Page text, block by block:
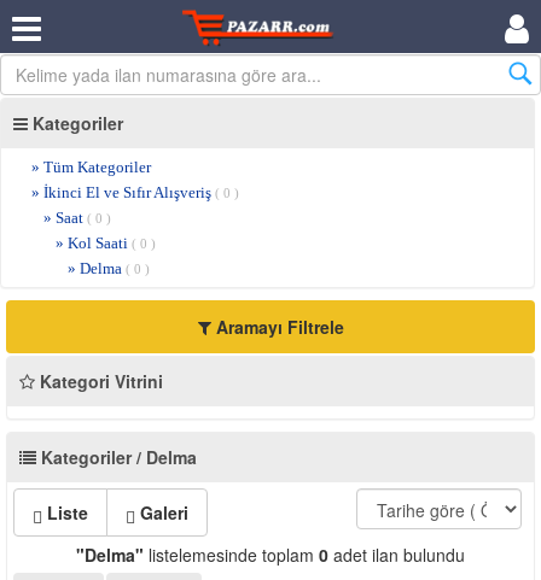
Kategoriler
» Tüm Kategoriler
» İkinci El ve Sıfır Alışveriş ( 0 )
» Saat ( 0 )
» Kol Saati ( 0 )
» Delma ( 0 )
Aramayı Filtrele
Kategori Vitrini
Kategoriler / Delma
Liste
Galeri
"Delma" listelemesinde toplam 0 adet ilan bulundu